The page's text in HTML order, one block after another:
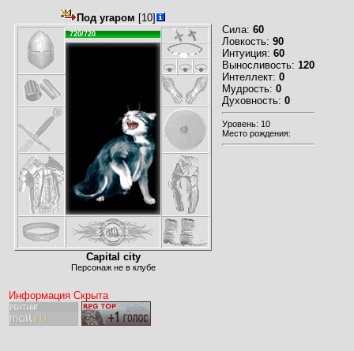
Под угаром [10]
720/720
Capital city
Персонаж не в клубе
Сила: 60
Ловкость: 90
Интуиция: 60
Выносливость: 120
Интеллект: 0
Мудрость: 0
Духовность: 0
Уровень: 10
Место рождения:
Информация Скрыта